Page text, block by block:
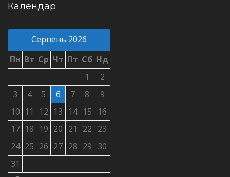
Календар
Серпень 2026
Пн Вт Ср Чт Пт Сб Нд
1
2
3
4 5 6 7 8
9
10 11 12 13 14 15
16
17 18 19 20 21 22 23
24 25 26 27 28 29 30
31